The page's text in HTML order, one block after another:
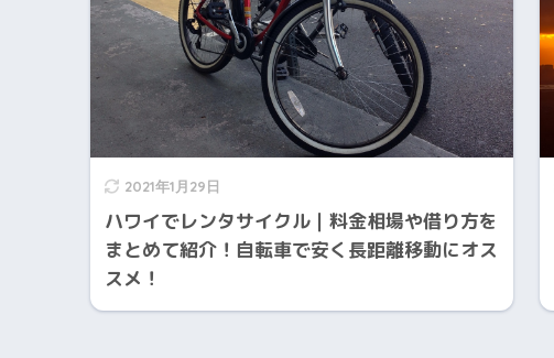
2021年1月29日
ハワイでレンタサイクル｜料金相場や借り方を
まとめて紹介！自転車で安く長距離移動にオス
スメ！